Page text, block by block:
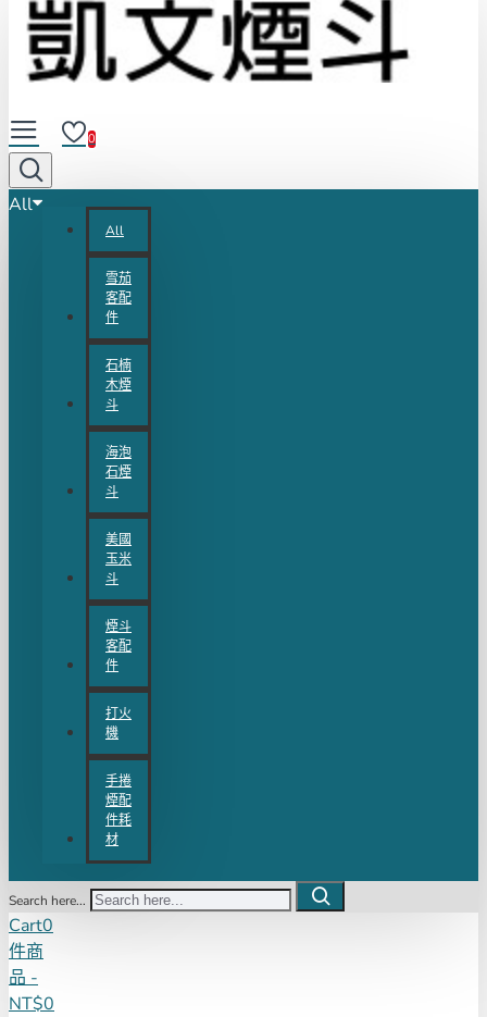
0
All
All
雪茄
客配
件
石楠
木煙
斗
海泡
石煙
斗
美國
玉米
斗
煙斗
客配
件
打火
機
手捲
煙配
件耗
材
Search here...
Cart0
件商
品 -
NT$0